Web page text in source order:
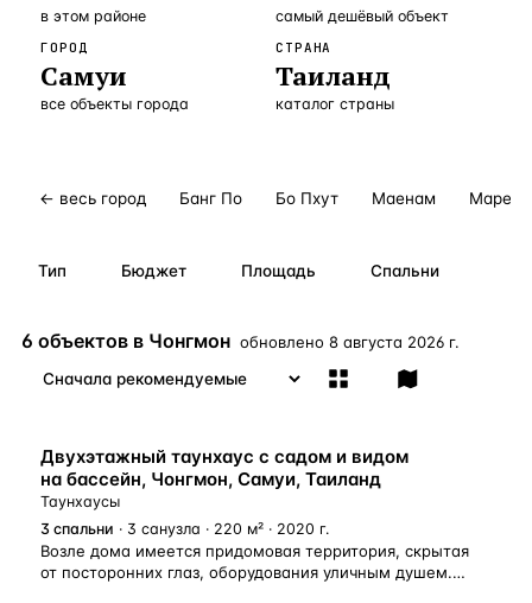
Сочи —Локация Россия · 3
Алания
Бангкок — Локация
Стамбул —Локация Турция · 2
ВСЕ НАПРАВЛЕНИЯ →
в этом районе самый дешёвый объект
ГОРОД
Самуи
все объекты города
СТРАНА
Таиланд
каталог страны
← весь город Банг По Бо Пхут Маенам Марет
Тип Бюджет Площадь Спальни
6 объектов в Чонгмон обновлено 8 августа 2026 г.
Двухэтажный таунхаус с садом и видом
на бассейн, Чонгмон, Самуи, Таиланд
Таунхаусы
3 спальни · 3 санузла · 220 м² · 2020 г.
Возле дома имеется придомовая территория, скрытая
от посторонних глаз, оборудования уличным душем.